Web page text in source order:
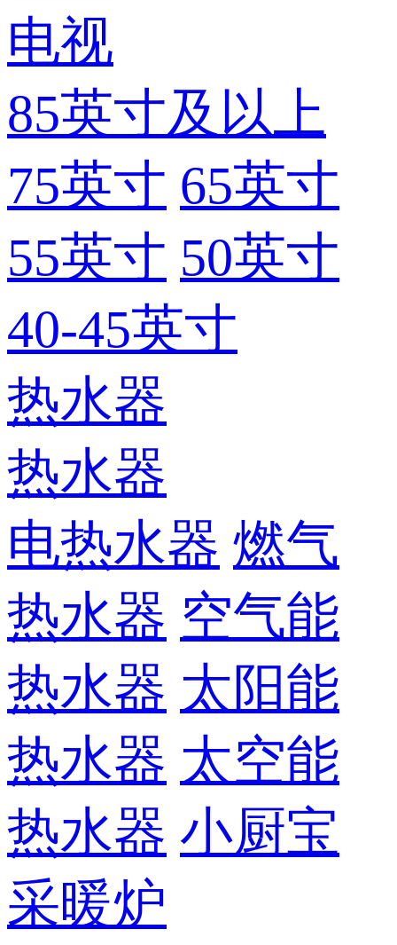
电视
85英寸及以上
75英寸 65英寸
55英寸 50英寸
40-45英寸
热水器
热水器
电热水器 燃气
热水器 空气能
热水器 太阳能
热水器 太空能
热水器 小厨宝
采暖炉